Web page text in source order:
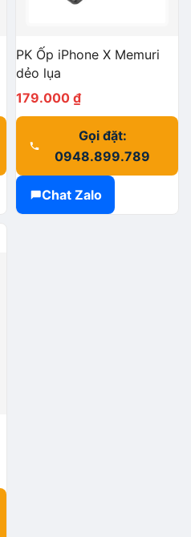
PK Ốp iPhone X Memuri
dẻo lụa
179.000 ₫
Gọi đặt:
0948.899.789
Chat Zalo